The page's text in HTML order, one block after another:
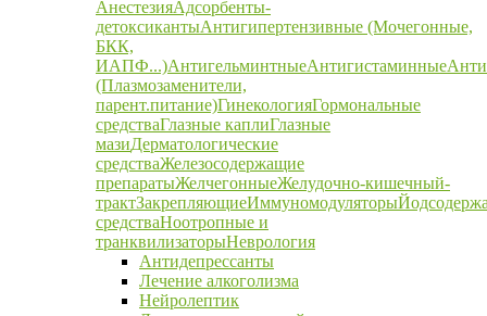
АнестезияАдсорбенты-
детоксикантыАнтигипертензивные (Мочегонные,
БКК,
ИАПФ...)АнтигельминтныеАнтигистаминные
(Плазмозаменители,
парент.питание)ГинекологияГормональные
средстваГлазные каплиГлазные
мазиДерматологические
средстваЖелезосодержащие
препаратыЖелчегонныеЖелудочно-кишечный-
трактЗакрепляющиеИммуномодуляторы
средстваНоотропные и
транквилизаторыНеврология
Антидепрессанты
Лечение алкоголизма
Нейролептик